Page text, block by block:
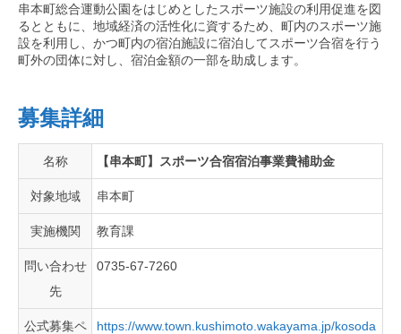
串本町総合運動公園をはじめとしたスポーツ施設の利用促進を図
るとともに、地域経済の活性化に資するため、町内のスポーツ施
設を利用し、かつ町内の宿泊施設に宿泊してスポーツ合宿を行う
町外の団体に対し、宿泊金額の一部を助成します。
募集詳細
名称 【串本町】スポーツ合宿宿泊事業費補助金
対象地域 串本町
実施機関 教育課
問い合わせ
先
0735-67-7260
公式募集ペ
https://www.town.kushimoto.wakayama.jp/kosoda